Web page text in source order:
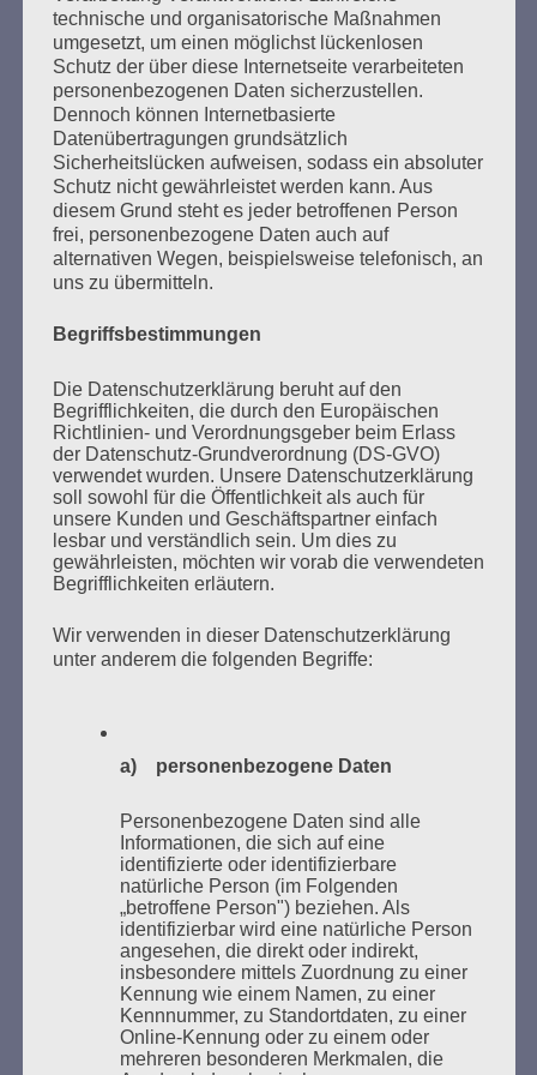
wissen wollt. Ihr müsst alles wissen, was damals
geschah. Und warum es geschah.
Esther Bejarano
NACH:
MARATHONLESUNG AUS DEN
VERBRANNTEN BÜCHERN
Zum 26. Mal gibt es eine Marathonlesung anlässlich
Kaifu-Ufer – genau an dem Ort, wo im Mai 1933 NS-
Studentenorganisationen und Burschenschaftler
Bücher verbrannten.
Weitere Informationen:lesezeichen-setzen.de
GEDENKEN UND ERINNERN BEGINNT IN
technische und organisatorische Maßnahmen
umgesetzt, um einen möglichst lückenlosen
Schutz der über diese Internetseite verarbeiteten
personenbezogenen Daten sicherzustellen.
Dennoch können Internetbasierte
Datenübertragungen grundsätzlich
Sicherheitslücken aufweisen, sodass ein absoluter
Schutz nicht gewährleistet werden kann. Aus
diesem Grund steht es jeder betroffenen Person
frei, personenbezogene Daten auch auf
alternativen Wegen, beispielsweise telefonisch, an
uns zu übermitteln.
Begriffsbestimmungen
Die Datenschutzerklärung beruht auf den
Begrifflichkeiten, die durch den Europäischen
Richtlinien- und Verordnungsgeber beim Erlass
der Datenschutz-Grundverordnung (DS-GVO)
verwendet wurden. Unsere Datenschutzerklärung
soll sowohl für die Öffentlichkeit als auch für
unsere Kunden und Geschäftspartner einfach
lesbar und verständlich sein. Um dies zu
gewährleisten, möchten wir vorab die verwendeten
Begrifflichkeiten erläutern.
Wir verwenden in dieser Datenschutzerklärung
unter anderem die folgenden Begriffe:
a) personenbezogene Daten
Personenbezogene Daten sind alle
Informationen, die sich auf eine
identifizierte oder identifizierbare
natürliche Person (im Folgenden
„betroffene Person") beziehen. Als
identifizierbar wird eine natürliche Person
angesehen, die direkt oder indirekt,
insbesondere mittels Zuordnung zu einer
Kennung wie einem Namen, zu einer
Kennnummer, zu Standortdaten, zu einer
Online-Kennung oder zu einem oder
mehreren besonderen Merkmalen, die